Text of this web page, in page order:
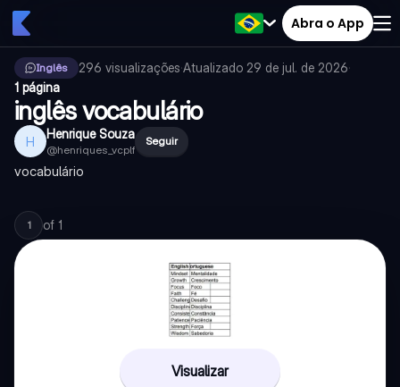
Abra o App
Inglês 296 visualizações·Atualizado 29 de jul. de 2026·
1 página
inglês vocabulário
H Henrique Souza
@henriques_vcplf
Seguir
vocabulário
1 of 1
Visualizar